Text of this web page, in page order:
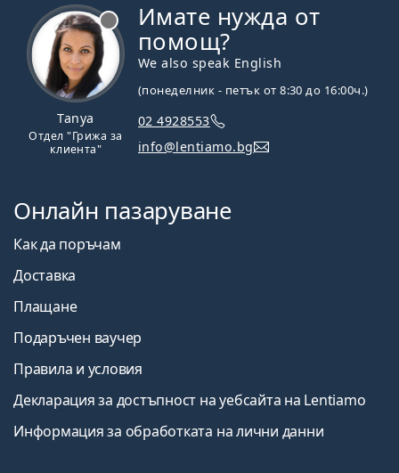
Tanya
Отдел "Грижа за
клиента"
Имате нужда от
помощ?
We also speak English
(понеделник - петък от 8:30 до 16:00ч.)
02 4928553
info@lentiamo.bg
Онлайн пазаруване
Как да поръчам
Доставка
Плащане
Подаръчен ваучер
Правила и условия
Декларация за достъпност на уебсайта на Lentiamo
Информация за обработката на лични данни